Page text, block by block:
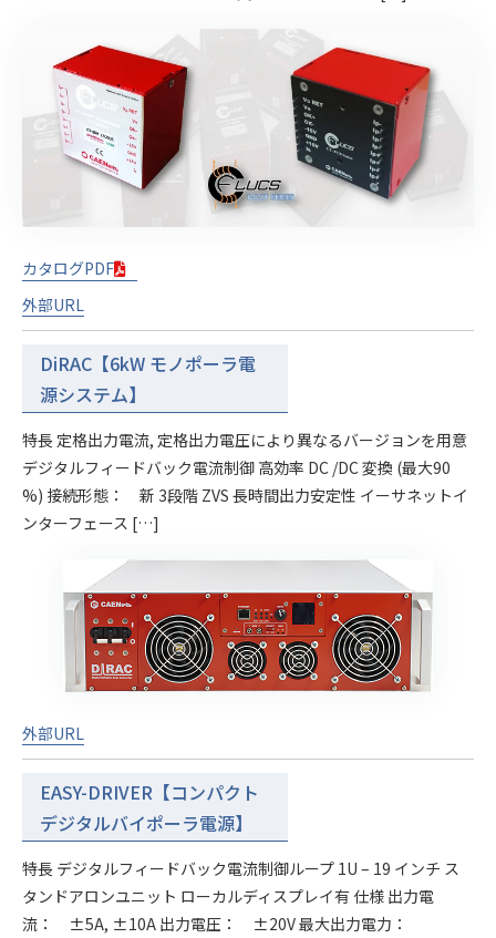
カタログPDF
外部URL
DiRAC【6kW モノポーラ電
源システム】
特長 定格出力電流, 定格出力電圧により異なるバージョンを用意
デジタルフィードバック電流制御 高効率 DC /DC 変換 (最大90
%) 接続形態： 新 3段階 ZVS 長時間出力安定性 イーサネットイ
ンターフェース […]
外部URL
EASY-DRIVER【コンパクト
デジタルバイポーラ電源】
特長 デジタルフィードバック電流制御ループ 1U – 19 インチ ス
タンドアロンユニット ローカルディスプレイ有 仕様 出力電
流： ±5A, ±10A 出力電圧： ±20V 最大出力電力：